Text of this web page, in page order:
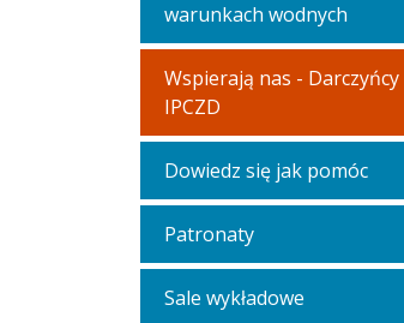
warunkach wodnych
Wspierają nas - Darczyńcy
IPCZD
Dowiedz się jak pomóc
Patronaty
Sale wykładowe